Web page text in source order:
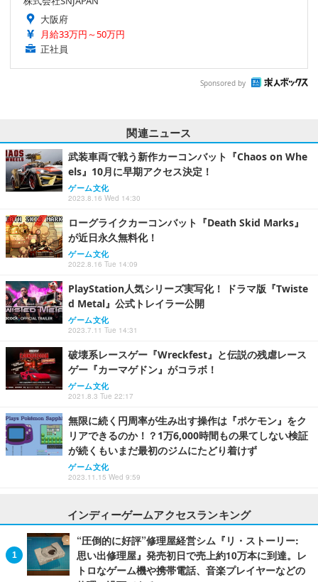
大阪府
月給33万円～50万円
正社員
Sponsored by
関連ニュース
武装車両で戦う新作カーコンバット『Chaos on Whe
els』10月に早期アクセス決定！
ゲーム文化
2023.8.16 Wed 14:30
ローグライクカーコンバット『Death Skid Marks』
が近日永久無料化！
ゲーム文化
2022.8.16 Tue 14:09
PlayStation人気シリーズ実写化！ ドラマ版『Twiste
d Metal』公式トレイラー公開
ゲーム文化
2023.7.11 Tue 14:31
破壊系レースゲー『Wreckfest』と伝説の残虐レース
ゲー『カーマゲドン』がコラボ！
ゲーム文化
2021.8.3 Tue 22:17
無限に続く円周率が生み出す操作は『ポケモン』をク
リアできるのか！？1万6,000時間もの果てしない検証
が続くもいまだ最初のジムにたどり着けず
ゲーム文化
2023.11.15 Wed 9:59
インディーゲームアクセスランキング
“圧倒的に好評”修理屋経営シム『リ・ストーリー:
思い出修理屋』発売初日で売上約10万本に到達。レ
トロなゲーム機や携帯電話、音楽プレイヤーなどの